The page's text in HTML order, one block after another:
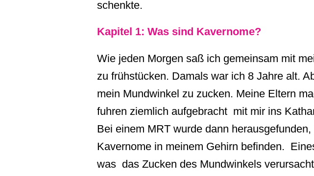
schenkte.
Kapitel 1: Was sind Kavernome?
Wie jeden Morgen saß ich gemeinsam mit
zu frühstücken. Damals war ich 8 Jahre alt.
mein Mundwinkel zu zucken. Meine Eltern
fuhren ziemlich aufgebracht mit mir ins
Bei einem MRT wurde dann
Kavernome in meinem Gehirn befinden.
was das Zucken des Mundwinkels